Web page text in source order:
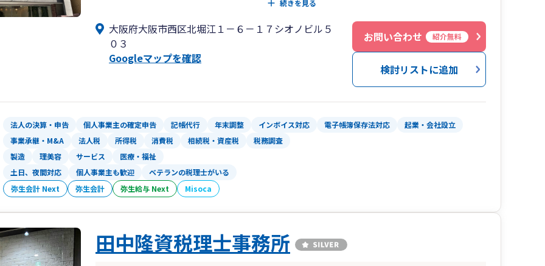
最寄駅 大阪メトロ 四ツ橋線 四ツ橋駅
大阪メトロ 長堀鶴見緑地線 心斎橋駅
続きを見る
大阪府大阪市西区北堀江１－６－１７シオノビル５
０３
Googleマップを確認
お問い合わせ 紹介無料
検討リストに追加
法人の決算・申告 個人事業主の確定申告 記帳代行 年末調整 インボイス対応 電子帳簿保存法対応
起業・会社設立
事業承継・M&A
法人税 所得税 消費税 相続税・資産税
税務調査
製造
理美容 サービス
医療・福祉
土日、夜間対応
個人事業主も歓迎
ベテランの税理士がいる
弥生会計 Next
弥生会計 弥生給与 Next Misoca
田中隆資税理士事務所